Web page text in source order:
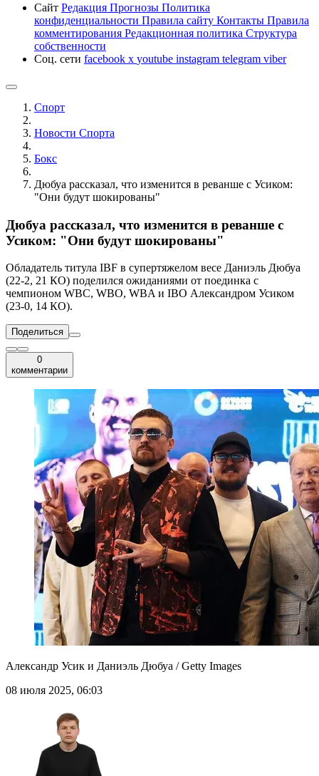
Сайт Редакция Прогнозы Политика
конфиденциальности Правила сайту Контакты Правила
комментирования Редакционная политика Структура
собственности
Соц. сети facebook x youtube instagram telegram viber
Спорт
Новости Cпорта
Бокс
Дюбуа рассказал, что изменится в реванше с Усиком:
"Они будут шокированы"
Дюбуа рассказал, что изменится в реванше с
Усиком: "Они будут шокированы"
Обладатель титула IBF в супертяжелом весе Даниэль Дюбуа
(22-2, 21 КО) поделился ожиданиями от поединка с
чемпионом WBC, WBO, WBA и IBO Александром Усиком
(23-0, 14 КО).
Поделиться
0
комментарии
Александр Усик и Даниэль Дюбуа / Getty Images
08 июля 2025, 06:03